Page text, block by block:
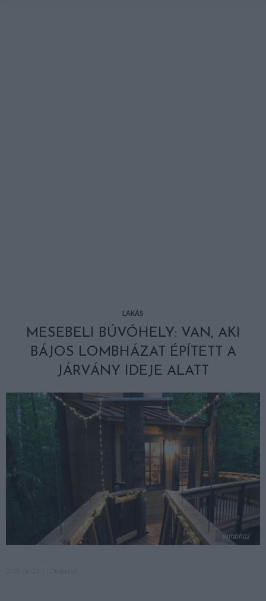
LAKÁS
MESEBELI BÚVÓHELY: VAN, AKI
BÁJOS LOMBHÁZAT ÉPÍTETT A
JÁRVÁNY IDEJE ALATT
lombhaz